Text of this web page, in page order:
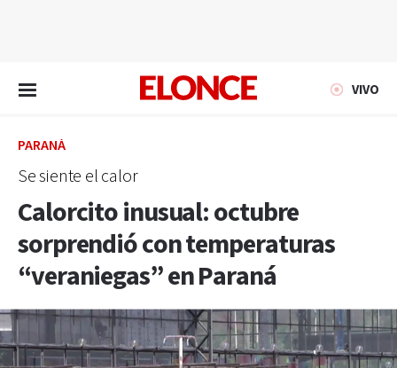
VIVO
PARANÁ
Se siente el calor
Calorcito inusual: octubre
sorprendió con temperaturas
“veraniegas” en Paraná